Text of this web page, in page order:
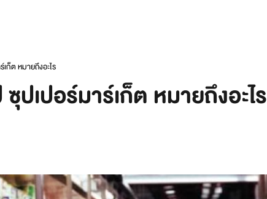
ก็ต หมายถึงอะไร
ปเปอร์มาร์เก็ต หมายถึงอะไร